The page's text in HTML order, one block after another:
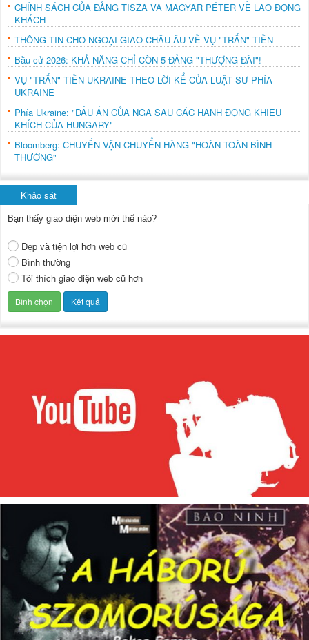
CHÍNH SÁCH CỦA ĐẢNG TISZA VÀ MAGYAR PÉTER VỀ LAO ĐỘNG
KHÁCH
THÔNG TIN CHO NGOẠI GIAO CHÂU ÂU VỀ VỤ "TRẤN" TIỀN
Bầu cử 2026: KHẢ NĂNG CHỈ CÒN 5 ĐẢNG "THƯỢNG ĐÀI"!
VỤ "TRẤN" TIỀN UKRAINE THEO LỜI KỂ CỦA LUẬT SƯ PHÍA
UKRAINE
Phía Ukraine: "DẤU ẤN CỦA NGA SAU CÁC HÀNH ĐỘNG KHIÊU
KHÍCH CỦA HUNGARY"
Bloomberg: CHUYẾN VẬN CHUYỂN HÀNG "HOÀN TOÀN BÌNH
THƯỜNG"
Khảo sát
Bạn thấy giao diện web mới thế nào?
Đẹp và tiện lợi hơn web cũ
Bình thường
Tôi thích giao diện web cũ hơn